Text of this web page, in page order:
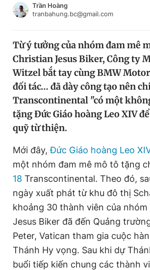
Chào ngày mới
Video Magazine
Sản phẩm khác
Tiện ích
Thông tin tòa soạn Liên hệ
Đọc Thanh Niên trên điện thoại
Trần Hoàng
tranbahung.bc@gmail.com
Từ ý tưởng của nhóm đam mê
Christian Jesus Biker, Công ty
Witzel bắt tay cùng BMW
đối tác… đã dày công tạo nên
Transcontinental "có một
tặng Đức Giáo hoàng Leo XIV
quỹ từ thiện.
Mới đây,Đức Giáo hoàng Leo
một nhóm đam mê mô tô tặng
18 Transcontinental. Theo đó,
ngày xuất phát từ khu đô thị
khoảng 30 thành viên của nhóm
Jesus Biker đã đến Quảng
Peter, Vatican tham gia cuộc
Thánh Hy vọng. Sau khi dự
buổi tiếp kiến chung các thành